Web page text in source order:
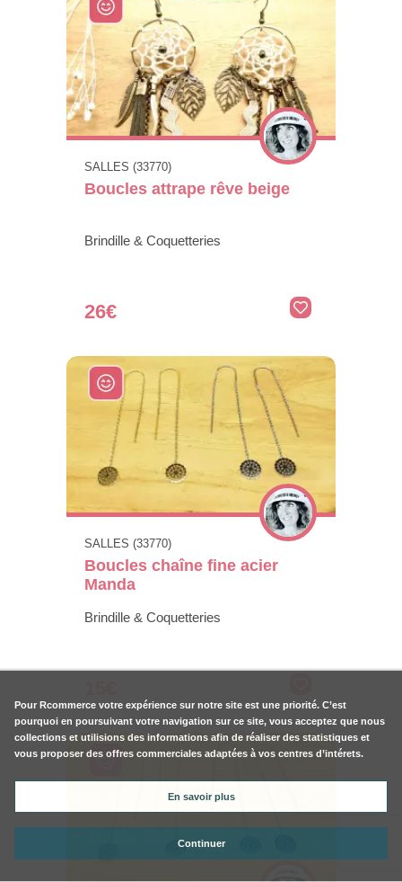
SALLES (33770)
Boucles attrape rêve beige
Brindille & Coquetteries
26€
SALLES (33770)
Boucles chaîne fine acier
Manda
Brindille & Coquetteries
Pour Rcommerce votre expérience sur notre site est une priorité. C’est
pourquoi en poursuivant votre navigation sur ce site, vous acceptez que nous
collections et utilisions des informations afin de réaliser des statistiques et
vous proposer des offres commerciales adaptées à vos centres d’intérets.
En savoir plus
Continuer